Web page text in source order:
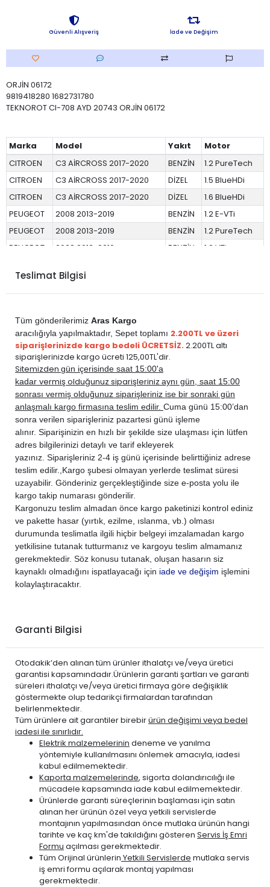
Güvenli Alışveriş İade ve Değişim
ORJİN 06172
9819418280 1682731780
TEKNOROT CI-708 AYD 20743 ORJİN 06172
Marka Model Yakıt
Motor
CITROEN
C3 AİRCROSS 2017-2020 BENZİN
1.2 PureTech
CITROEN
C3 AİRCROSS 2017-2020 DİZEL
1.5 BlueHDi
CITROEN
C3 AİRCROSS 2017-2020 DİZEL
1.6 BlueHDi
PEUGEOT
2008 2013-2019 BENZİN
1.2 E-VTi
PEUGEOT
2008 2013-2019 BENZİN
1.2 PureTech
PEUGEOT
2008 2013-2019 BENZİN
1.2 VTi
PEUGEOT
2008 2013-2019
PEUGEOT
2008 2013-2019
Teslimat Bilgisi
Tüm gönderilerimiz Aras Kargo
aracılığıyla yapılmaktadır, Sepet toplamı 2.200TL ve üzeri
siparişlerinizde kargo bedeli ÜCRETSİZ.2.200TL altı
siparişlerinizde kargo ücreti 125,00TL'dir.
Sitemizden gün içerisinde saat 15:00'a
kadar vermiş olduğunuz siparişleriniz aynı gün, saat 15:00
sonrası vermiş olduğunuz siparişleriniz ise bir sonraki gün
anlaşmalı kargo firmasına teslim edilir. Cuma günü 15:00’dan
sonra verilen siparişleriniz pazartesi günü işleme
alınır. Siparişinizin en hızlı bir şekilde size ulaşması için lütfen
adres bilgilerinizi detaylı ve tarif ekleyerek
yazınız. Siparişleriniz 2-4 iş günü içerisinde belirttiğiniz adrese
teslim edilir., Kargo şubesi olmayan yerlerde teslimat süresi
uzayabilir. Gönderiniz gerçekleştiğinde size e-posta yolu ile
kargo takip numarası gönderilir.
Kargonuzu teslim almadan önce kargo paketinizi kontrol ediniz
ve pakette hasar (yırtık, ezilme, ıslanma, vb.) olması
durumunda teslimatla ilgili hiçbir belgeyi imzalamadan kargo
yetkilisine tutanak tutturmanız ve kargoyu teslim almamanız
gerekmektedir. Söz konusu tutanak, oluşan hasarın siz
kaynaklı olmadığını ispatlayacağı için iade ve değişim işlemini
kolaylaştıracaktır.
Garanti Bilgisi
Otodakik’den alınan tüm ürünler ithalatçı ve/veya üretici
garantisi kapsamındadır.Ürünlerin garanti şartları ve garanti
süreleri ithalatçı ve/veya üretici firmaya göre değişiklik
göstermekte olup tedarikçi firmalardan tarafından
belirlenmektedir.
Tüm ürünlere ait garantiler birebirürün değişimi veya bedel
iadesi ile sınırlıdır.
Elektrik malzemelerinin deneme ve yanılma
yöntemiyle kullanılmasını önlemek amacıyla, iadesi
kabul edilmemektedir.
Kaporta malzemelerinde, sigorta dolandırıcılığı ile
mücadele kapsamında iade kabul edilmemektedir.
Ürünlerde garanti süreçlerinin başlaması için satın
alınan her ürünün özel veya yetkili servislerde
montajının yapılmasından önce mutlaka ürünün hangi
tarihte ve kaç km'de takıldığını gösteren Servis İş Emri
Formu açılması gerekmektedir.
Tüm Orijinal ürünlerin Yetkili Servislerde mutlaka servis
iş emri formu açılarak montaj yapılması
gerekmektedir.